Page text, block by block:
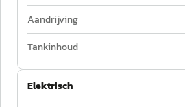
Aandrijving
Tankinhoud
Elektrisch